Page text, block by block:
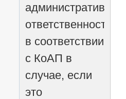
административной
ответственности
в соответствии
с КоАП в
случае, если
это